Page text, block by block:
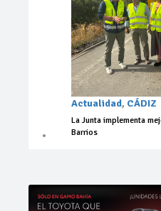
Actualidad, CÁDIZ
La Junta implementa
Barrios